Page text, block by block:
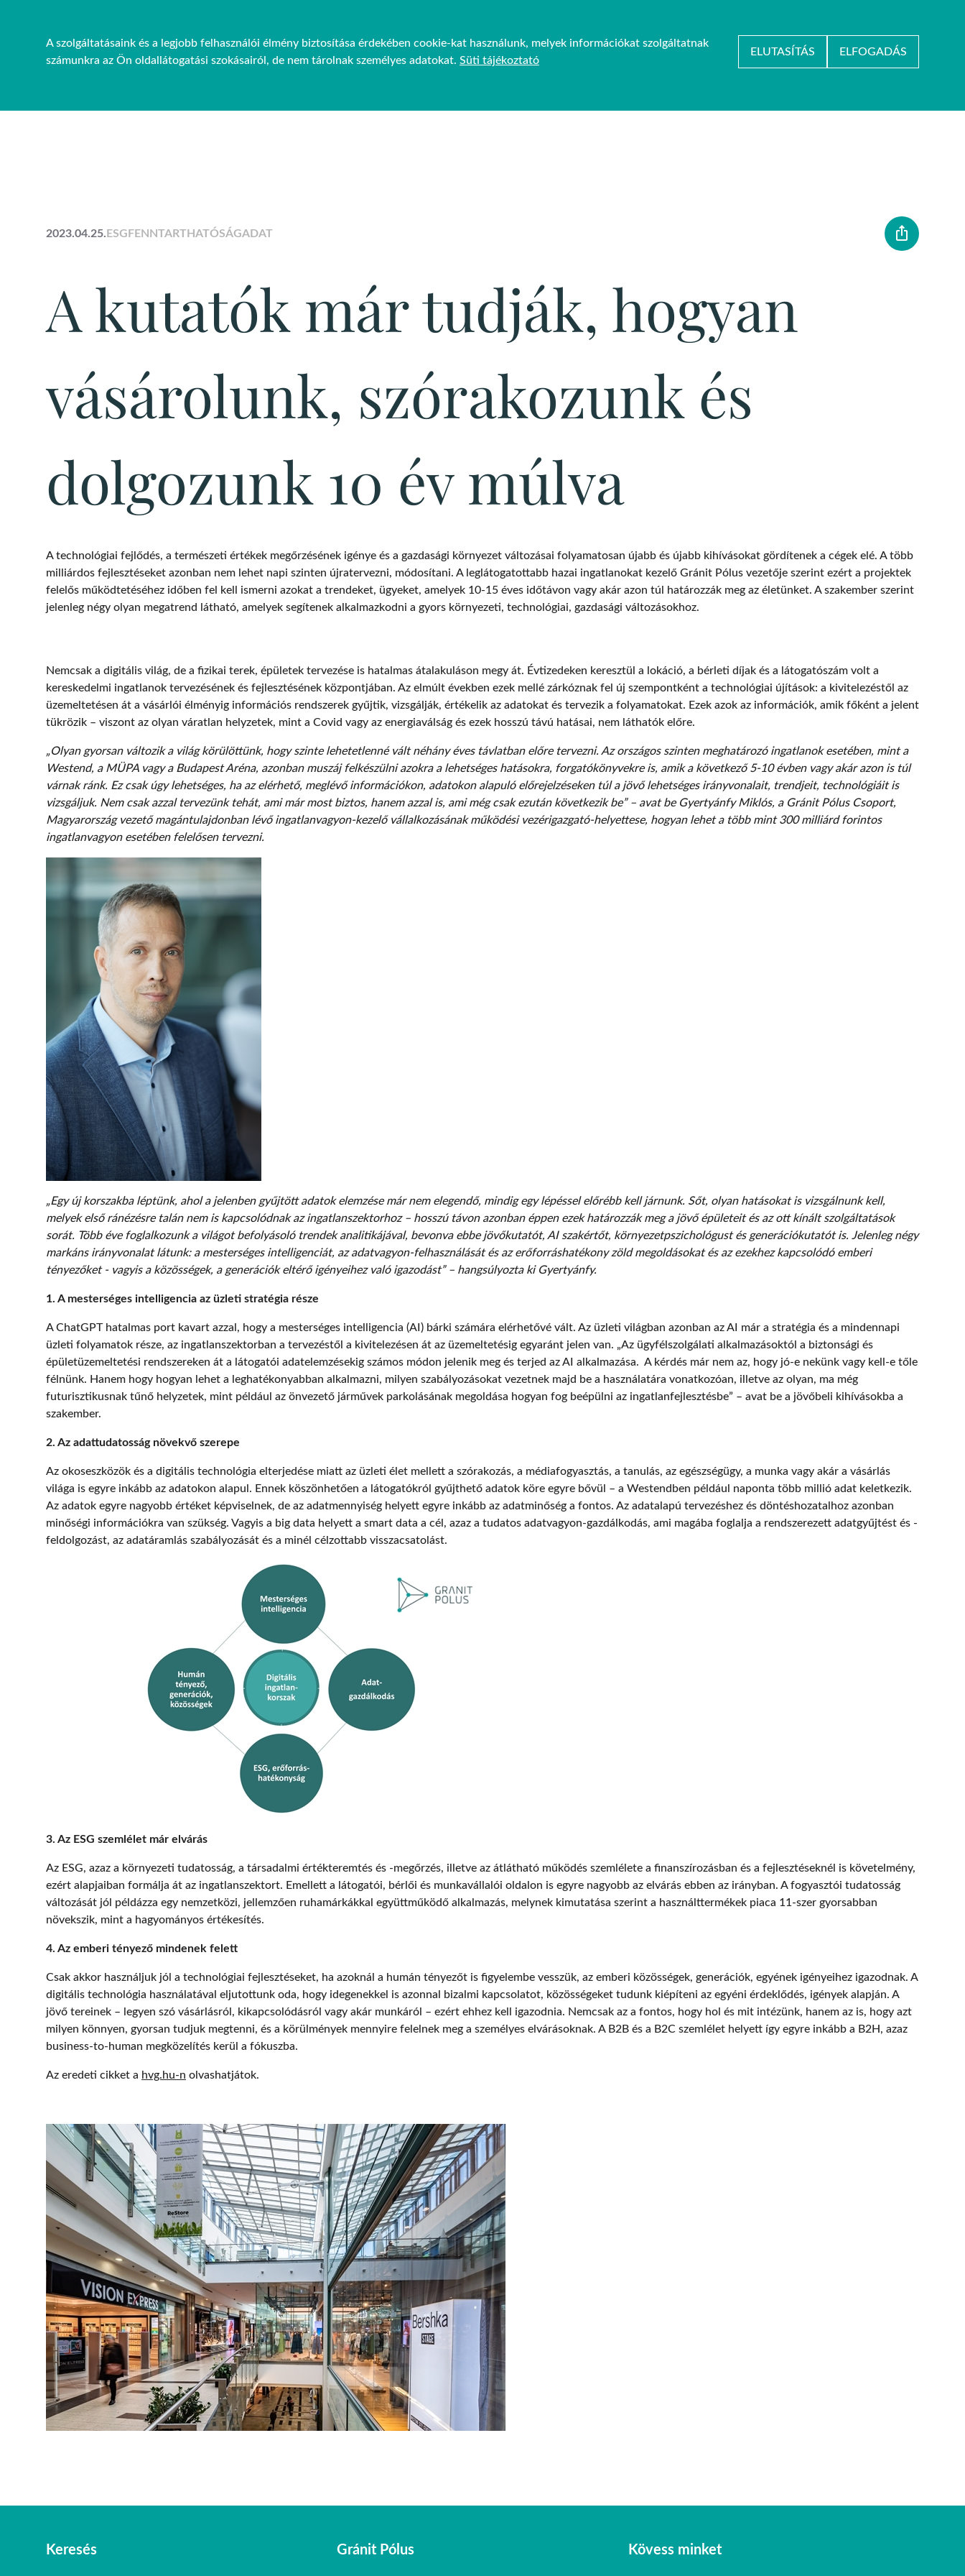
FŐOLDAL GP VENUES KARRIER KAPCSOLAT
HU/EN
2023.04.25. ESG FENNTARTHATÓSÁGADAT
A kutatók már tudják, hogyan
vásárolunk, szórakozunk és
dolgozunk 10 év múlva
A technológiai fejlődés, a természeti értékek megőrzésének igénye és a gazdasági környezet változásai folyamatosan újabb és újabb kihívásokat gördítenek a cégek elé. A több
milliárdos fejlesztéseket azonban nem lehet napi szinten újratervezni, módosítani. A leglátogatottabb hazai ingatlanokat kezelő Gránit Pólus vezetője szerint ezért a projektek
felelős működtetéséhez időben fel kell ismerni azokat a trendeket, ügyeket, amelyek 10-15 éves időtávon vagy akár azon túl határozzák meg az életünket. A szakember szerint
jelenleg négy olyan megatrend látható, amelyek segítenek alkalmazkodni a gyors környezeti, technológiai, gazdasági változásokhoz.
Nemcsak a digitális világ, de a fizikai terek, épületek tervezése is hatalmas átalakuláson megy át. Évtizedeken keresztül a lokáció, a bérleti díjak és a látogatószám volt a
kereskedelmi ingatlanok tervezésének és fejlesztésének központjában. Az elmúlt években ezek mellé zárkóznak fel új szempontként a technológiai újítások: a kivitelezéstől az
üzemeltetésen át a vásárlói élményig információs rendszerek gyűjtik, vizsgálják, értékelik az adatokat és tervezik a folyamatokat. Ezek azok az információk, amik főként a jelent
tükrözik – viszont az olyan váratlan helyzetek, mint a Covid vagy az energiaválság és ezek hosszú távú hatásai, nem láthatók előre.
„Olyan gyorsan változik a világ körülöttünk, hogy szinte lehetetlenné vált néhány éves távlatban előre tervezni. Az országos szinten meghatározó ingatlanok esetében, mint a
Westend, a MÜPA vagy a Budapest Aréna, azonban muszáj felkészülni azokra a lehetséges hatásokra, forgatókönyvekre is, amik a következő 5-10 évben vagy akár azon is túl
várnak ránk. Ez csak úgy lehetséges, ha az elérhető, meglévő információkon, adatokon alapuló előrejelzéseken túl a jövő lehetséges irányvonalait, trendjeit, technológiáit is
vizsgáljuk. Nem csak azzal tervezünk tehát, ami már most biztos, hanem azzal is, ami még csak ezután következik be” – avat be Gyertyánfy Miklós, a Gránit Pólus Csoport,
Magyarország vezető magántulajdonban lévő ingatlanvagyon-kezelő vállalkozásának működési vezérigazgató-helyettese, hogyan lehet a több mint 300 milliárd forintos
ingatlanvagyon esetében felelősen tervezni.
„Egy új korszakba léptünk, ahol a jelenben gyűjtött adatok elemzése már nem elegendő, mindig egy lépéssel előrébb kell járnunk. Sőt, olyan hatásokat is vizsgálnunk kell,
melyek első ránézésre talán nem is kapcsolódnak az ingatlanszektorhoz – hosszú távon azonban éppen ezek határozzák meg a jövő épületeit és az ott kínált szolgáltatások
sorát. Több éve foglalkozunk a világot befolyásoló trendek analitikájával, bevonva ebbe jövőkutatót, AI szakértőt, környezetpszichológust és generációkutatót is. Jelenleg négy
markáns irányvonalat látunk: a mesterséges intelligenciát, az adatvagyon-felhasználását és az erőforráshatékony zöld megoldásokat és az ezekhez kapcsolódó emberi
tényezőket - vagyis a közösségek, a generációk eltérő igényeihez való igazodást” – hangsúlyozta ki Gyertyánfy.
1. A mesterséges intelligencia az üzleti stratégia része
A ChatGPT hatalmas port kavart azzal, hogy a mesterséges intelligencia (AI) bárki számára elérhetővé vált. Az üzleti világban azonban az AI már a stratégia és a mindennapi
üzleti folyamatok része, az ingatlanszektorban a tervezéstől a kivitelezésen át az üzemeltetésig egyaránt jelen van. „Az ügyfélszolgálati alkalmazásoktól a biztonsági és
épületüzemeltetési rendszereken át a látogatói adatelemzésekig számos módon jelenik meg és terjed az AI alkalmazása. A kérdés már nem az, hogy jó-e nekünk vagy kell-e tőle
félnünk. Hanem hogy hogyan lehet a leghatékonyabban alkalmazni, milyen szabályozásokat vezetnek majd be a használatára vonatkozóan, illetve az olyan, ma még
futurisztikusnak tűnő helyzetek, mint például az önvezető járművek parkolásának megoldása hogyan fog beépülni az ingatlanfejlesztésbe” – avat be a jövőbeli kihívásokba a
szakember.
2. Az adattudatosság növekvő szerepe
Az okoseszközök és a digitális technológia elterjedése miatt az üzleti élet mellett a szórakozás, a médiafogyasztás, a tanulás, az egészségügy, a munka vagy akár a vásárlás
világa is egyre inkább az adatokon alapul. Ennek köszönhetően a látogatókról gyűjthető adatok köre egyre bővül – a Westendben például naponta több millió adat keletkezik.
Az adatok egyre nagyobb értéket képviselnek, de az adatmennyiség helyett egyre inkább az adatminőség a fontos. Az adatalapú tervezéshez és döntéshozatalhoz azonban
minőségi információkra van szükség. Vagyis a big data helyett a smart data a cél, azaz a tudatos adatvagyon-gazdálkodás, ami magába foglalja a rendszerezett adatgyűjtést és -
feldolgozást, az adatáramlás szabályozását és a minél célzottabb visszacsatolást.
3. Az ESG szemlélet már elvárás
Az ESG, azaz a környezeti tudatosság, a társadalmi értékteremtés és -megőrzés, illetve az átlátható működés szemlélete a finanszírozásban és a fejlesztéseknél is követelmény,
ezért alapjaiban formálja át az ingatlanszektort. Emellett a látogatói, bérlői és munkavállalói oldalon is egyre nagyobb az elvárás ebben az irányban. A fogyasztói tudatosság
változását jól példázza egy nemzetközi, jellemzően ruhamárkákkal együttműködő alkalmazás, melynek kimutatása szerint a használttermékek piaca 11-szer gyorsabban
növekszik, mint a hagyományos értékesítés.
4. Az emberi tényező mindenek felett
Csak akkor használjuk jól a technológiai fejlesztéseket, ha azoknál a humán tényezőt is figyelembe vesszük, az emberi közösségek, generációk, egyének igényeihez igazodnak. A
digitális technológia használatával eljutottunk oda, hogy idegenekkel is azonnal bizalmi kapcsolatot, közösségeket tudunk kiépíteni az egyéni érdeklődés, igények alapján. A
jövő tereinek – legyen szó vásárlásról, kikapcsolódásról vagy akár munkáról – ezért ehhez kell igazodnia. Nemcsak az a fontos, hogy hol és mit intézünk, hanem az is, hogy azt
milyen könnyen, gyorsan tudjuk megtenni, és a körülmények mennyire felelnek meg a személyes elvárásoknak. A B2B és a B2C szemlélet helyett így egyre inkább a B2H, azaz
business-to-human megközelítés kerül a fókuszba.
Az eredeti cikket a hvg.hu-n olvashatjátok.
Keresés Gránit Pólus Kövess minket
A szolgáltatásaink és a legjobb felhasználói élmény biztosítása érdekében cookie-kat használunk, melyek információkat szolgáltatnak
számunkra az Ön oldallátogatási szokásairól, de nem tárolnak személyes adatokat. Süti tájékoztató
ELUTASÍTÁS ELFOGADÁS